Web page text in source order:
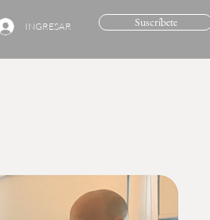
INGRESAR Suscríbete